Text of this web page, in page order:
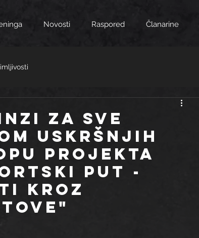
Novosti Raspored Članarine
ZA SVE
USKRŠNJIH
PROJEKTA
PUT -
KROZ